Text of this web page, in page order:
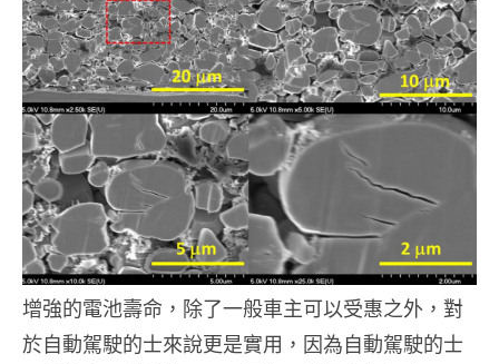
增強的電池壽命，除了一般車主可以受惠之外，對
於自動駕駛的士來說更是實用，因為自動駕駛的士